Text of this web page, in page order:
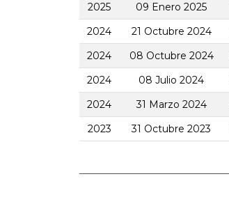
2025 09 Enero 2025
2024 21 Octubre 2024
2024 08 Octubre 2024
2024 08 Julio 2024
2024 31 Marzo 2024
2023 31 Octubre 2023